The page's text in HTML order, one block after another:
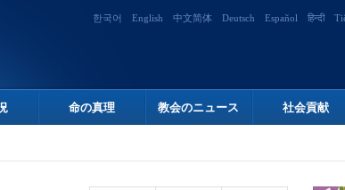
한국어 English 中文简体 Deutsch Español हिन्दी
命の真理 教会のニュース 社会貢献